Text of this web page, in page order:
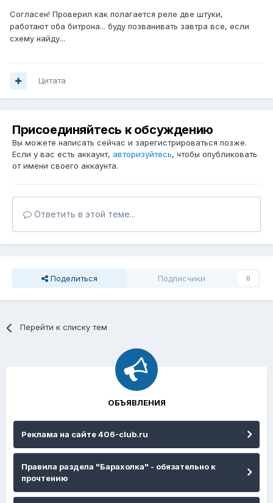
Cогласен! Проверил как полагается реле две штуки,
работают оба битрона... буду позванивать завтра все, если
схему найду...
Цитата
Присоединяйтесь к обсуждению
Вы можете написать сейчас и зарегистрироваться позже.
Если у вас есть аккаунт, авторизуйтесь, чтобы опубликовать
от имени своего аккаунта.
Ответить в этой теме...
Поделиться Подписчики 0
Перейти к списку тем
ОБЪЯВЛЕНИЯ
Реклама на сайте 406-club.ru
Правила раздела "Барахолка" - обязательно к
прочтению